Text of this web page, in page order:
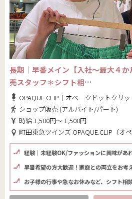
長期｜早番メイン【入社～最大４
売スタッフ＊シフト相…
OPAQUE.CLIP｜オペークドットクリ
ショップ販売 (アルバイト/パート)
時給 1,500円～ 1,500円
町田東急ツインズ OPAQUE.CLIP（オペークドットク
経験｜未経験OK/ファッションに興味があ
早番希望の方大歓迎！家庭との両立をお考
お子様の行事や急なお休みなど、シフト相